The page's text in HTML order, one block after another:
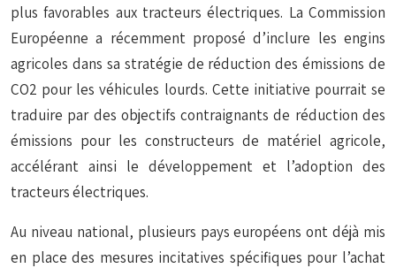
plus favorables aux tracteurs électriques. La Commission
Européenne a récemment proposé d’inclure les engins
agricoles dans sa stratégie de réduction des émissions de
CO2 pour les véhicules lourds. Cette initiative pourrait se
traduire par des objectifs contraignants de réduction des
émissions pour les constructeurs de matériel agricole,
accélérant ainsi le développement et l’adoption des
tracteurs électriques.
Au niveau national, plusieurs pays européens ont déjà mis
en place des mesures incitatives spécifiques pour l’achat